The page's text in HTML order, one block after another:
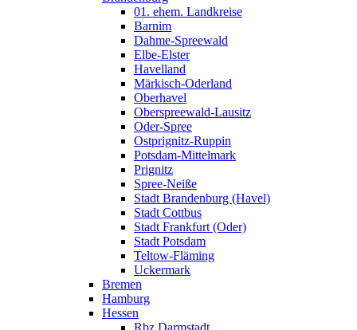
01. ehem. Landkreise
Barnim
Dahme-Spreewald
Elbe-Elster
Havelland
Märkisch-Oderland
Oberhavel
Oberspreewald-Lausitz
Oder-Spree
Ostprignitz-Ruppin
Potsdam-Mittelmark
Prignitz
Spree-Neiße
Stadt Brandenburg (Havel)
Stadt Cottbus
Stadt Frankfurt (Oder)
Stadt Potsdam
Teltow-Fläming
Uckermark
Bremen
Hamburg
Hessen
Rbz Darmstadt